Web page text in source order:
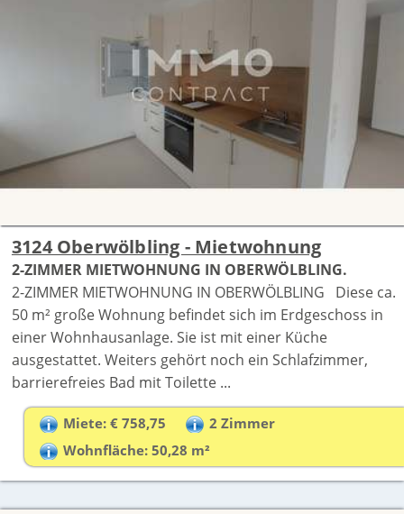
3124 Oberwölbling - Mietwohnung
2-ZIMMER MIETWOHNUNG IN OBERWÖLBLING.
2-ZIMMER MIETWOHNUNG IN OBERWÖLBLING Diese ca.
50 m² große Wohnung befindet sich im Erdgeschoss in
einer Wohnhausanlage. Sie ist mit einer Küche
ausgestattet. Weiters gehört noch ein Schlafzimmer,
barrierefreies Bad mit Toilette ...
Miete: € 758,75
2 Zimmer
Wohnfläche: 50,28 m²